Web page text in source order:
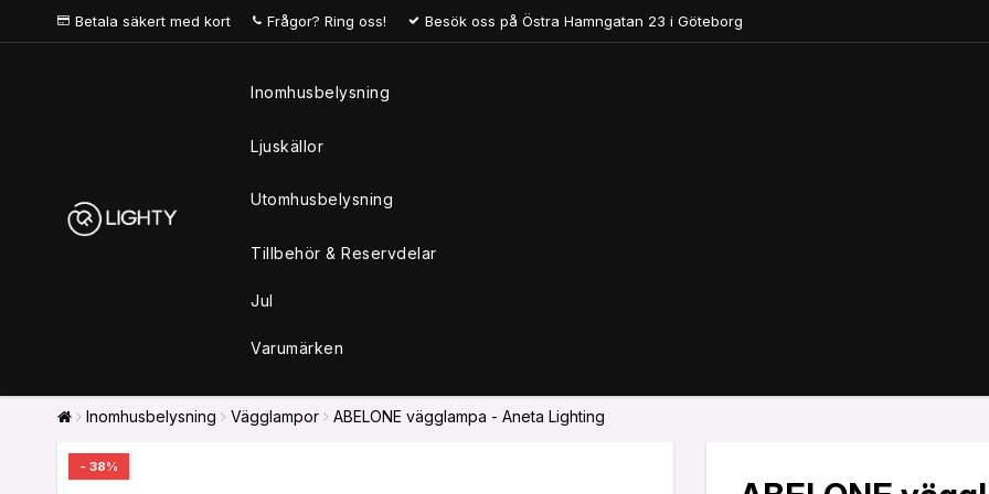
Betala säkert med kort Frågor? Ring oss! Besök oss på Östra Hamngatan 23 i Göteborg
Inomhusbelysning
Ljuskällor
Utomhusbelysning
Tillbehör & Reservdelar
Jul
Varumärken
Inomhusbelysning Vägglampor ABELONE vägglampa - Aneta Lighting
- 38%